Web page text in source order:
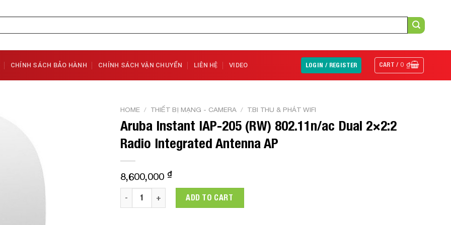
CHÍNH SÁCH BẢO HÀNH CHÍNH SÁCH VẬN CHUYỂN LIÊN HỆ VIDEO LOGIN / REGISTER CART /0₫
HOME / THIẾT BỊ MẠNG - CAMERA / T.BI THU & PHÁT WIFI
Aruba Instant IAP-205 (RW) 802.11n/ac Dual 2×2:2
Radio Integrated Antenna AP
8,600,000 ₫
Aruba Instant IAP-205 (RW) 802.11n/ac Dual 2x2:2 Radio Integrated Antenna AP quantity
ADD TO CART